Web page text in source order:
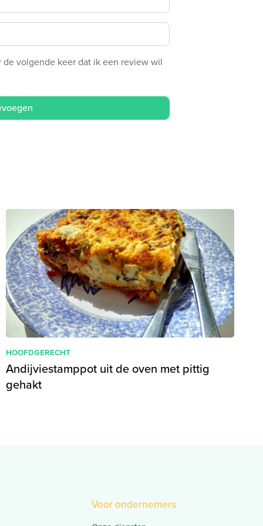
volgende keer dat ik een review wil
HOOFDGERECHT
Andijviestamppot uit de oven met pittig
gehakt
Voor ondernemers